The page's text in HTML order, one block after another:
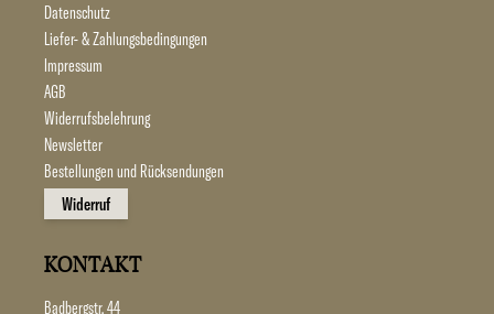
Datenschutz
Liefer- & Zahlungsbedingungen
Impressum
AGB
Widerrufsbelehrung
Newsletter
Bestellungen und Rücksendungen
Widerruf
KONTAKT
Badbergstr. 44